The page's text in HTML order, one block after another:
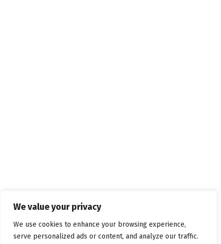
We value your privacy
We use cookies to enhance your browsing experience,
serve personalized ads or content, and analyze our traffic.